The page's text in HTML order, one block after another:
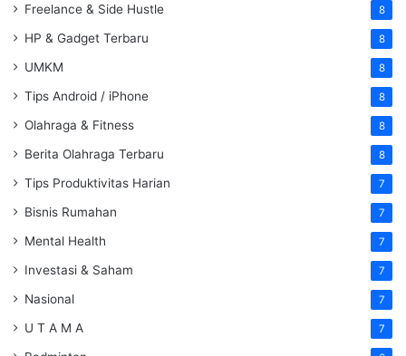
Freelance & Side Hustle 8
HP & Gadget Terbaru 8
UMKM 8
Tips Android / iPhone 8
Olahraga & Fitness 8
Berita Olahraga Terbaru 8
Tips Produktivitas Harian 7
Bisnis Rumahan 7
Mental Health 7
Investasi & Saham 7
Nasional 7
U T A M A 7